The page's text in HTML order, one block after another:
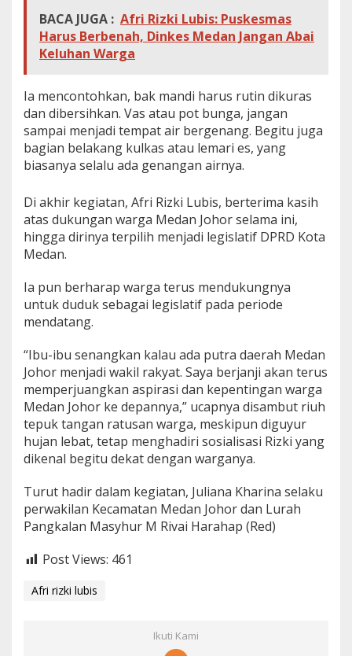
BACA JUGA : Afri Rizki Lubis: Puskesmas
Harus Berbenah, Dinkes Medan Jangan Abai
Keluhan Warga
Ia mencontohkan, bak mandi harus rutin dikuras
dan dibersihkan. Vas atau pot bunga, jangan
sampai menjadi tempat air bergenang. Begitu juga
bagian belakang kulkas atau lemari es, yang
biasanya selalu ada genangan airnya.
Di akhir kegiatan, Afri Rizki Lubis, berterima kasih
atas dukungan warga Medan Johor selama ini,
hingga dirinya terpilih menjadi legislatif DPRD Kota
Medan.
Ia pun berharap warga terus mendukungnya
untuk duduk sebagai legislatif pada periode
mendatang.
“Ibu-ibu senangkan kalau ada putra daerah Medan
Johor menjadi wakil rakyat. Saya berjanji akan terus
memperjuangkan aspirasi dan kepentingan warga
Medan Johor ke depannya,” ucapnya disambut riuh
tepuk tangan ratusan warga, meskipun diguyur
hujan lebat, tetap menghadiri sosialisasi Rizki yang
dikenal begitu dekat dengan warganya.
Turut hadir dalam kegiatan, Juliana Kharina selaku
perwakilan Kecamatan Medan Johor dan Lurah
Pangkalan Masyhur M Rivai Harahap (Red)
Post Views: 461
Afri rizki lubis
Ikuti Kami